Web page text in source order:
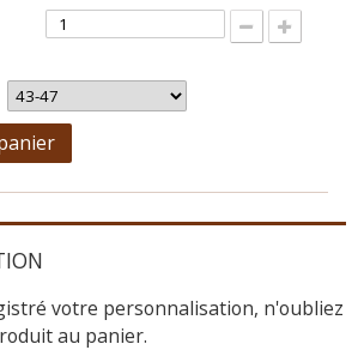
votre personnalisation, n'oubliez
au panier.